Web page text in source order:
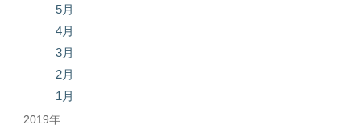
5月
4月
3月
2月
1月
2019年